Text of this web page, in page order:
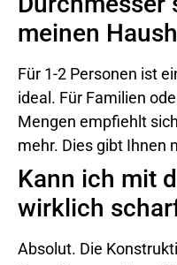
meinen
Für 1-2 Personen ist
ideal. Für Familien
Mengen empfiehlt
mehr. Dies gibt Ihnen
Kann ich mit
wirklich
Absolut. Die